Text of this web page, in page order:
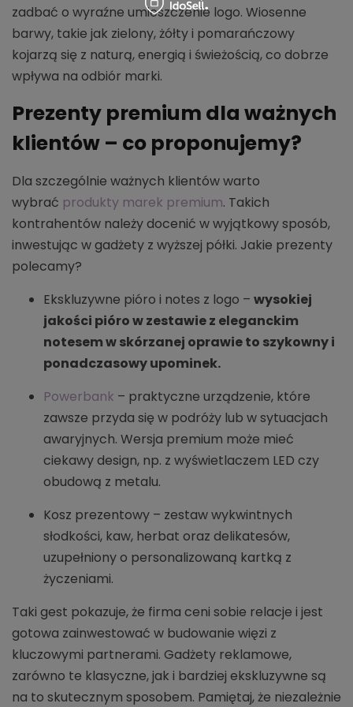
zadbać o wyraźne umieszczenie logo. Wiosenne
barwy, takie jak zielony, żółty i pomarańczowy
kojarzą się z naturą, energią i świeżością, co dobrze
wpływa na odbiór marki.
Prezenty premium dla ważnych
klientów – co proponujemy?
Dla szczególnie ważnych klientów warto
wybrać produkty marek premium. Takich
kontrahentów należy docenić w wyjątkowy sposób,
inwestując w gadżety z wyższej półki. Jakie prezenty
polecamy?
Ekskluzywne pióro i notes z logo – wysokiej
jakości pióro w zestawie z eleganckim
notesem w skórzanej oprawie to szykowny i
ponadczasowy upominek.
Powerbank – praktyczne urządzenie, które
zawsze przyda się w podróży lub w sytuacjach
awaryjnych. Wersja premium może mieć
ciekawy design, np. z wyświetlaczem LED czy
obudową z metalu.
Kosz prezentowy – zestaw wykwintnych
słodkości, kaw, herbat oraz delikatesów,
uzupełniony o personalizowaną kartką z
życzeniami.
Taki gest pokazuje, że firma ceni sobie relacje i jest
gotowa zainwestować w budowanie więzi z
kluczowymi partnerami. Gadżety reklamowe,
zarówno te klasyczne, jak i bardziej ekskluzywne są
na to skutecznym sposobem. Pamiętaj, że niezależnie